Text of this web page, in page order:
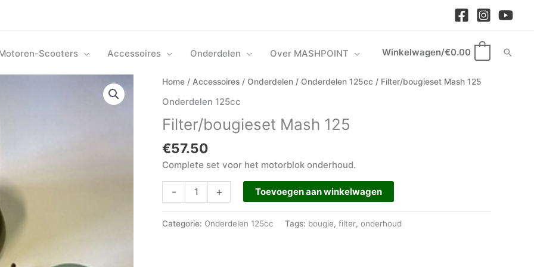
Scooters Accessoires Onderdelen Over MASHPOINT Winkelwagen/€0.00
Home / Accessoires / Onderdelen / Onderdelen 125cc / Filter/bougieset Mash 125
Onderdelen 125cc
Filter/bougieset Mash 125
€57.50
Complete set voor het motorblok onderhoud.
-
Filter/bougieset
aantal
+ Toevoegen aan winkelwagen
Categorie: Onderdelen 125cc Tags: bougie, filter, onderhoud